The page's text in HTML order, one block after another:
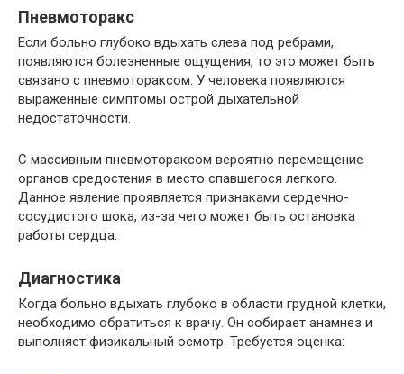
Пневмоторакс
Если больно глубоко вдыхать слева под ребрами,
появляются болезненные ощущения, то это может быть
связано с пневмотораксом. У человека появляются
выраженные симптомы острой дыхательной
недостаточности.
С массивным пневмотораксом вероятно перемещение
органов средостения в место спавшегося легкого.
Данное явление проявляется признаками сердечно-
сосудистого шока, из-за чего может быть остановка
работы сердца.
Диагностика
Когда больно вдыхать глубоко в области грудной клетки,
необходимо обратиться к врачу. Он собирает анамнез и
выполняет физикальный осмотр. Требуется оценка: